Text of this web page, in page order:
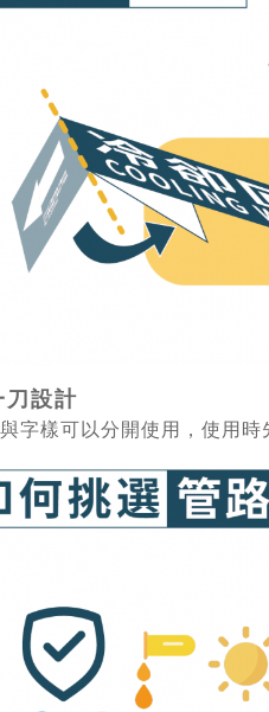
刀設計
字樣可以分開使用，使用時